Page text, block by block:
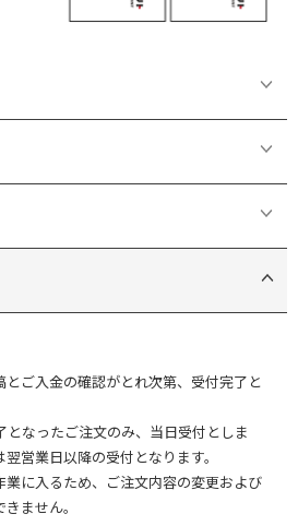
た場合は内容が反映されません。
で必ず該当する後加工オプションを選択し
能な後加工オプションが異なってきま
面に貼り合わせる加工で、下記のような効
とご入金の確認がとれ次第、受付完了と
となったご注文のみ、当日受付としま
営業日以降の受付となります。
業に入るため、ご注文内容の変更および
ません。